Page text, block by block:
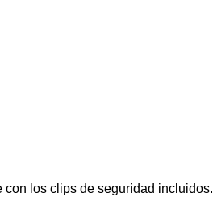
los clips de seguridad incluidos.